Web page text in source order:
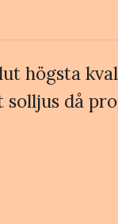
högsta
då